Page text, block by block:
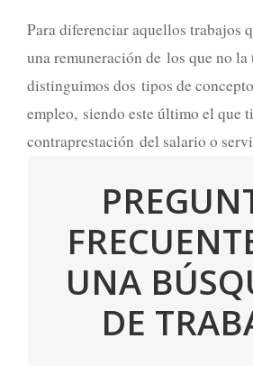
Para diferenciar aquellos trabajos
una remuneración de los que no la
distinguimos dos tipos de
empleo, siendo este último el que
contraprestación del salario o
UNA
DE
LEER